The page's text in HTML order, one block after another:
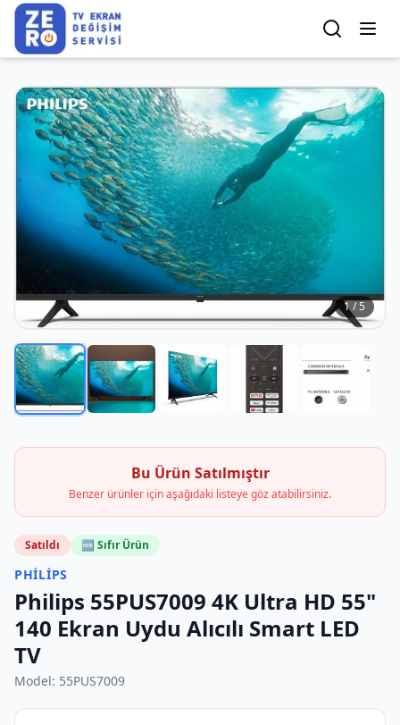
1/5
Bu Ürün Satılmıştır
Benzer ürünler için aşağıdaki listeye göz atabilirsiniz.
Satıldı 🆕 Sıfır Ürün
PHILIPS
Philips 55PUS7009 4K Ultra HD 55"
140 Ekran Uydu Alıcılı Smart LED
TV
Model: 55PUS7009